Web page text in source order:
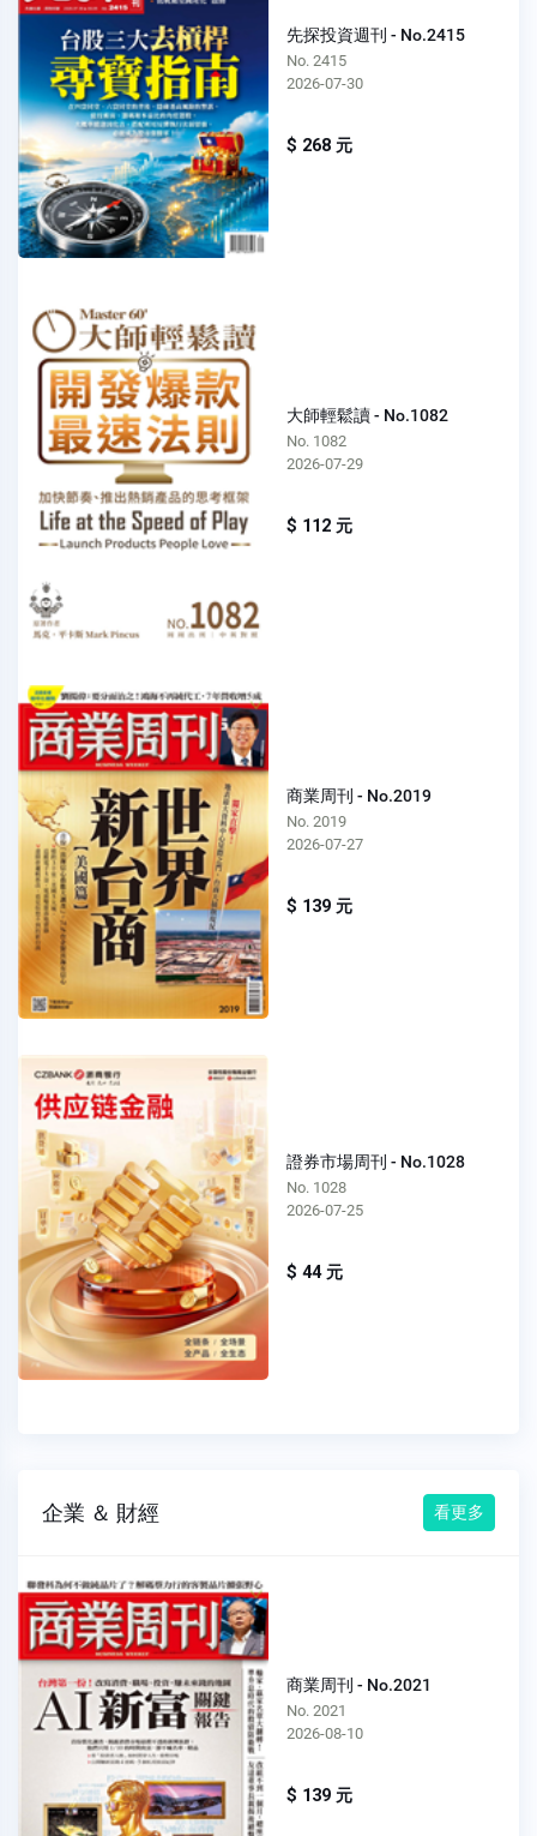
先探投資週刊 - No.2415
No. 2415
2026-07-30
$ 268 元
大師輕鬆讀 - No.1082
No. 1082
2026-07-29
$ 112 元
商業周刊 - No.2019
No. 2019
2026-07-27
$ 139 元
證券市場周刊 - No.1028
No. 1028
2026-07-25
$ 44 元
企業 ＆ 財經 看更多
商業周刊 - No.2021
No. 2021
2026-08-10
$ 139 元